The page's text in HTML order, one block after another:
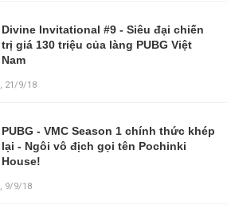
Divine Invitational #9 - Siêu đại chiến
trị giá 130 triệu của làng PUBG Việt
Nam
, 21/9/18
PUBG - VMC Season 1 chính thức khép
lại - Ngôi vô địch gọi tên Pochinki
House!
, 9/9/18